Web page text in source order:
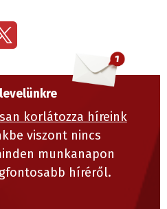
korlátozza híreink
viszont nincs
munkanapon
híréről.